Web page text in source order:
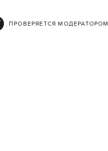
ПРОВЕРЯЕТСЯ МОДЕРАТОРОМ